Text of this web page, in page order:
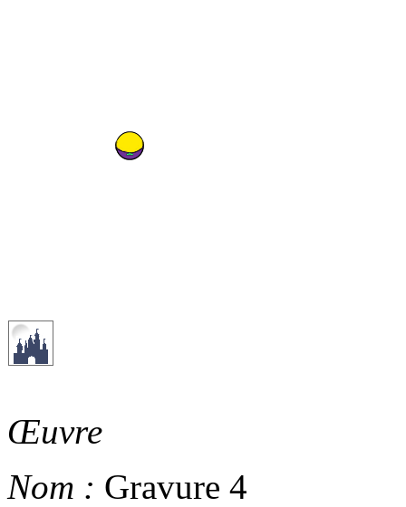
Œuvre
Nom : Gravure 4